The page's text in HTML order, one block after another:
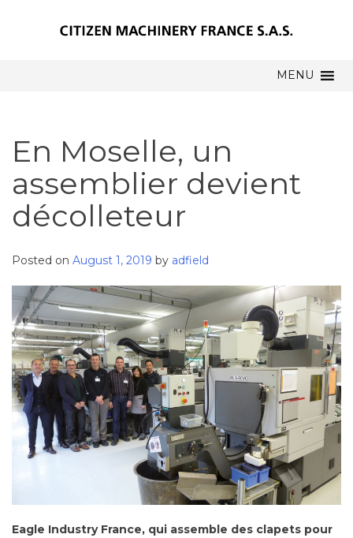
MENU
En Moselle, un
assemblier devient
décolleteur
Posted on August 1, 2019 by adfield
Eagle Industry France, qui assemble des clapets pour